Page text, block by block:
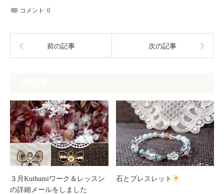
コメント: 0
前の記事 次の記事
３月Kuthumiワーク＆レッスン
の詳細メールをしました
石とブレスレット